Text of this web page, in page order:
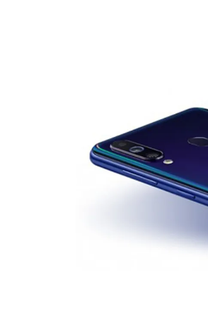
สงวนลิขสิทธิ์ ©2569บริษัท อิมเมจ ฟิว